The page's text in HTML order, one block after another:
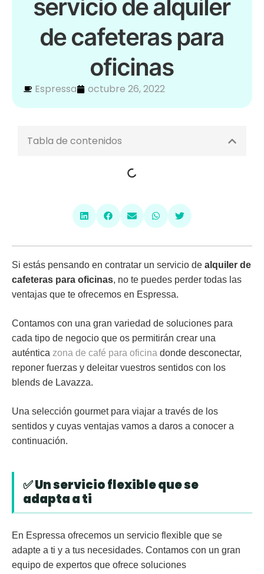
servicio de alquiler
de cafeteras para
oficinas
Espressa octubre 26, 2022
Tabla de contenidos
Si estás pensando en contratar un servicio de alquiler de
cafeteras para oficinas, no te puedes perder todas las
ventajas que te ofrecemos en Espressa.
Contamos con una gran variedad de soluciones para
cada tipo de negocio que os permitirán crear una
auténtica zona de café para oficina donde desconectar,
reponer fuerzas y deleitar vuestros sentidos con los
blends de Lavazza.
Una selección gourmet para viajar a través de los
sentidos y cuyas ventajas vamos a daros a conocer a
continuación.
✅ Un servicio flexible que se
adapta a ti
En Espressa ofrecemos un servicio flexible que se
adapte a ti y a tus necesidades. Contamos con un gran
equipo de expertos que ofrece soluciones